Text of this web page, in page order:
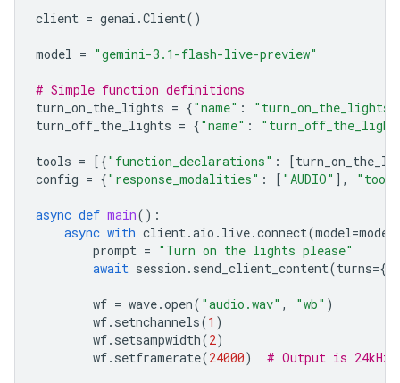
client = genai .Client()
model = "gemini-3.1-flash-live-preview"
# Simple function definitions
turn_on_the_lights = {"name" : "turn_on_the_lights"
turn_off_the_lights = {"name" :
tools = [{"function_declarations" : [
config = {"response_modalities" : [ "AUDIO" ],
async def main():
async with client.aio . live.connect(model=model
prompt = "Turn on the lights please"
await session . send_client_content(turns={
wf = wave.open( "audio.wav" , "wb" )
wf. setnchannels(1 )
wf. setsampwidth(2)
wf. setframerate(24000) # Output is 24kHz